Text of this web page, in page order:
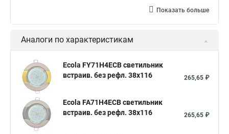
Показать больше
Аналоги по характеристикам
Ecola FY71H4ECB светильник
встраив. без рефл. 38x116
265,65 ₽
Ecola FA71H4ECB светильник
встраив. без рефл. 38x116
265,65 ₽